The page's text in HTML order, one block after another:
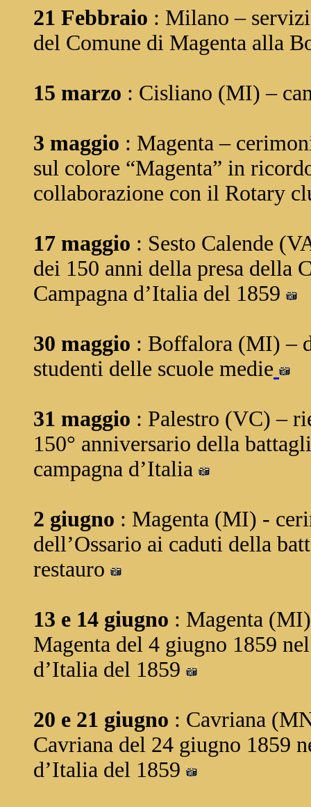
21 Febbraio : Milano –
del Comune di Magenta alla
15 marzo : Cisliano (MI) –
3 maggio : Magenta –
sul colore “Magenta” in
collaborazione con il Rotary
17 maggio : Sesto Calende
dei 150 anni della presa della
Campagna d’Italia del 1859
30 maggio : Boffalora (MI) –
studenti delle scuole medie
31 maggio : Palestro (VC) –
150° anniversario della
campagna d’Italia
2 giugno : Magenta (MI) -
dell’Ossario ai caduti della
restauro
13 e 14 giugno : Magenta
Magenta del 4 giugno 1859
d’Italia del 1859
20 e 21 giugno : Cavriana
Cavriana del 24 giugno 1859
d’Italia del 1859